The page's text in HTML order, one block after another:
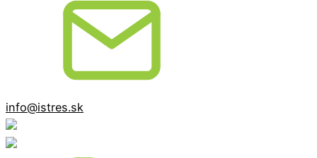
info@istres.sk